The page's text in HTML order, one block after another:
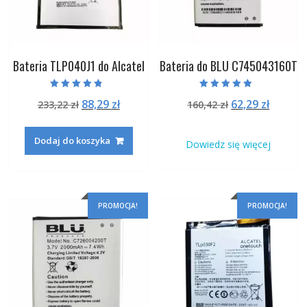
Bateria TLP040J1 do Alcatel
4.50
na 5
233,22zł Pierwotna
wynosiła:
233,22 zł.
88,29 złAktualna
88,29 zł.
Dodaj do koszyka
Bateria do BLU C745043160T
4.50
na 5
160,42zł Pierwotna
160,42 zł.
62,29 zł
62,29
Dowiedz się więcej
PROMOCJA! PROMOCJA!